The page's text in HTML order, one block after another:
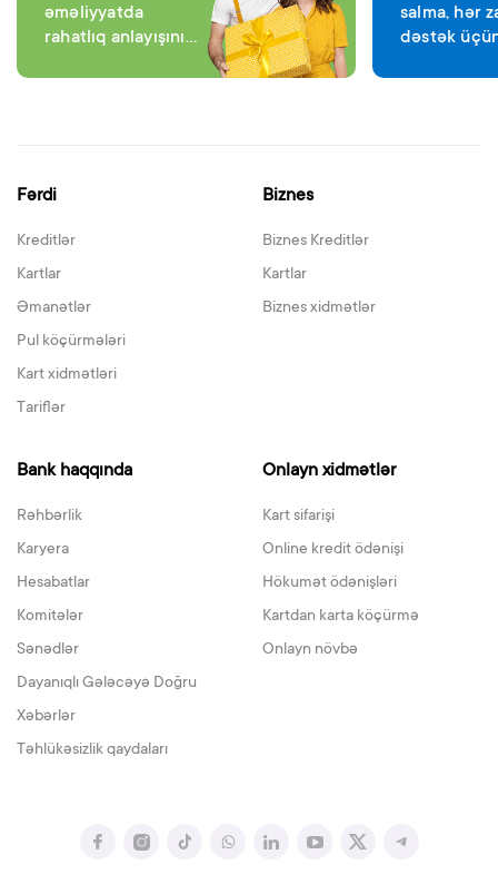
əməliyyatda
rahatlıq anlayışını
salma, hər
dəstək
Fərdi
Kreditlər
Kartlar
Əmanətlər
Pul köçürmələri
Kart xidmətləri
Tariflər
Biznes
Biznes Kreditlər
Kartlar
Biznes xidmətlər
Bank haqqında
Rəhbərlik
Karyera
Hesabatlar
Komitələr
Sənədlər
Dayanıqlı Gələcəyə Doğru
Xəbərlər
Təhlükəsizlik qaydaları
Onlayn xidmətlər
Kart sifarişi
Online kredit ödənişi
Hökumət ödənişləri
Kartdan karta köçürmə
Onlayn növbə